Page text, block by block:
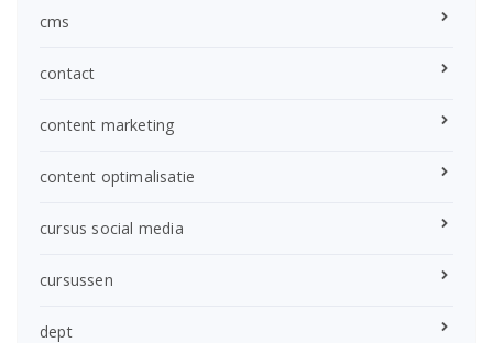
cms
contact
content marketing
content optimalisatie
cursus social media
cursussen
dept